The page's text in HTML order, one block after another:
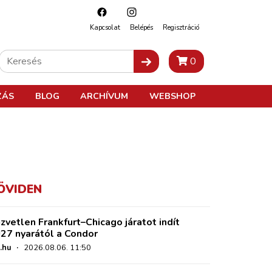
Kapcsolat Belépés Regisztráció
0
BLOG ARCHÍVUM WEBSHOP
Frankfurt–Chicago járatot indít
nyarától a Condor
· 2026.08.06. 11:50